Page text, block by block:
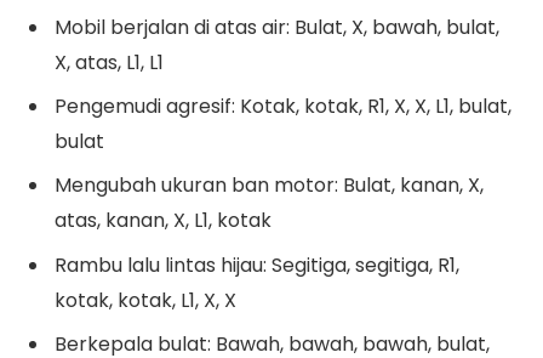
Mobil berjalan di atas air: Bulat, X, bawah, bulat,
X, atas, L1, L1
Pengemudi agresif: Kotak, kotak, R1, X, X, L1, bulat,
bulat
Mengubah ukuran ban motor: Bulat, kanan, X,
atas, kanan, X, L1, kotak
Rambu lalu lintas hijau: Segitiga, segitiga, R1,
kotak, kotak, L1, X, X
Berkepala bulat: Bawah, bawah, bawah, bulat,